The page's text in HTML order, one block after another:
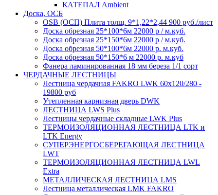
КАТЕПАЛ Ambient
Доска, ОСБ
OSB (ОСП) Плита толщ. 9*1,22*2,44 900 руб./лист
Доска обрезная 25*100*6м 22000 р / м.куб.
Доска обрезная 25*150*6м 22000 р / м.куб.
Доска обрезная 50*100*6м 22000 р. м.куб.
Доска обрезная 50*150*6 м 22000 р. м.куб
Фанера ламинированная 18 мм береза 1/1 сорт
ЧЕРДАЧНЫЕ ЛЕСТНИЦЫ
Лестница чердачная FAKRO LWK 60х120/280 -
19800 руб
Утепленная карнизная дверь DWK
ЛЕСТНИЦА LWS Plus
Лестницы чердачные складные LWK Plus
ТЕРМОИЗОЛЯЦИОННАЯ ЛЕСТНИЦА LTK и
LTK Energy
СУПЕРЭНЕРГОСБЕРЕГАЮЩАЯ ЛЕСТНИЦА
LWT
ТЕРМОИЗОЛЯЦИОННАЯ ЛЕСТНИЦА LWL
Extra
МЕТАЛЛИЧЕСКАЯ ЛЕСТНИЦА LMS
Лестница металлическая LMK FAKRO